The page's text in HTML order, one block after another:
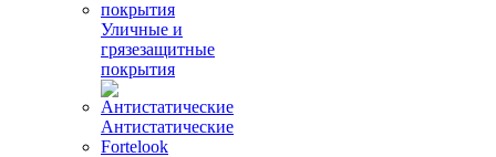
Уличные и
грязезащитные
покрытия
Антистатические
Fortelook